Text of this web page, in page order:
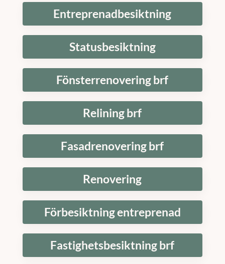
Entreprenadbesiktning
Statusbesiktning
Fönsterrenovering brf
Relining brf
Fasadrenovering brf
Renovering
Förbesiktning entreprenad
Fastighetsbesiktning brf